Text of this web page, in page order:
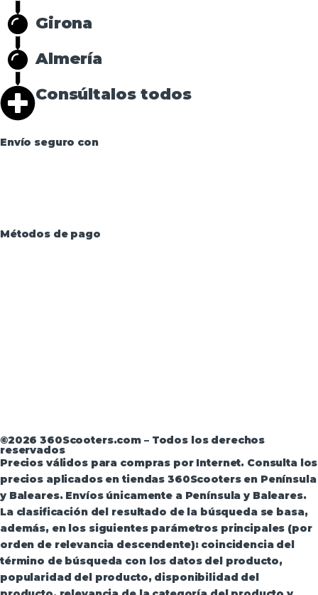
Girona
Almería
Consúltalos todos
Envío seguro con
Métodos de pago
©2026 360Scooters.com – Todos los derechos
reservados
Precios válidos para compras por Internet. Consulta los
precios aplicados en tiendas 360Scooters en Península
y Baleares. Envíos únicamente a Península y Baleares.
La clasificación del resultado de la búsqueda se basa,
además, en los siguientes parámetros principales (por
orden de relevancia descendente): coincidencia del
término de búsqueda con los datos del producto,
popularidad del producto, disponibilidad del